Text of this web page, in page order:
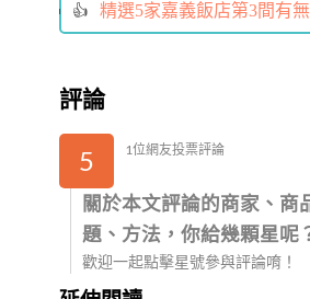
精選5家嘉義飯店第3間有
評論
5 1位網友投票評論
關於本文評論的商家、商
題、方法，你給幾顆星呢
歡迎一起點擊星號參與評論唷！